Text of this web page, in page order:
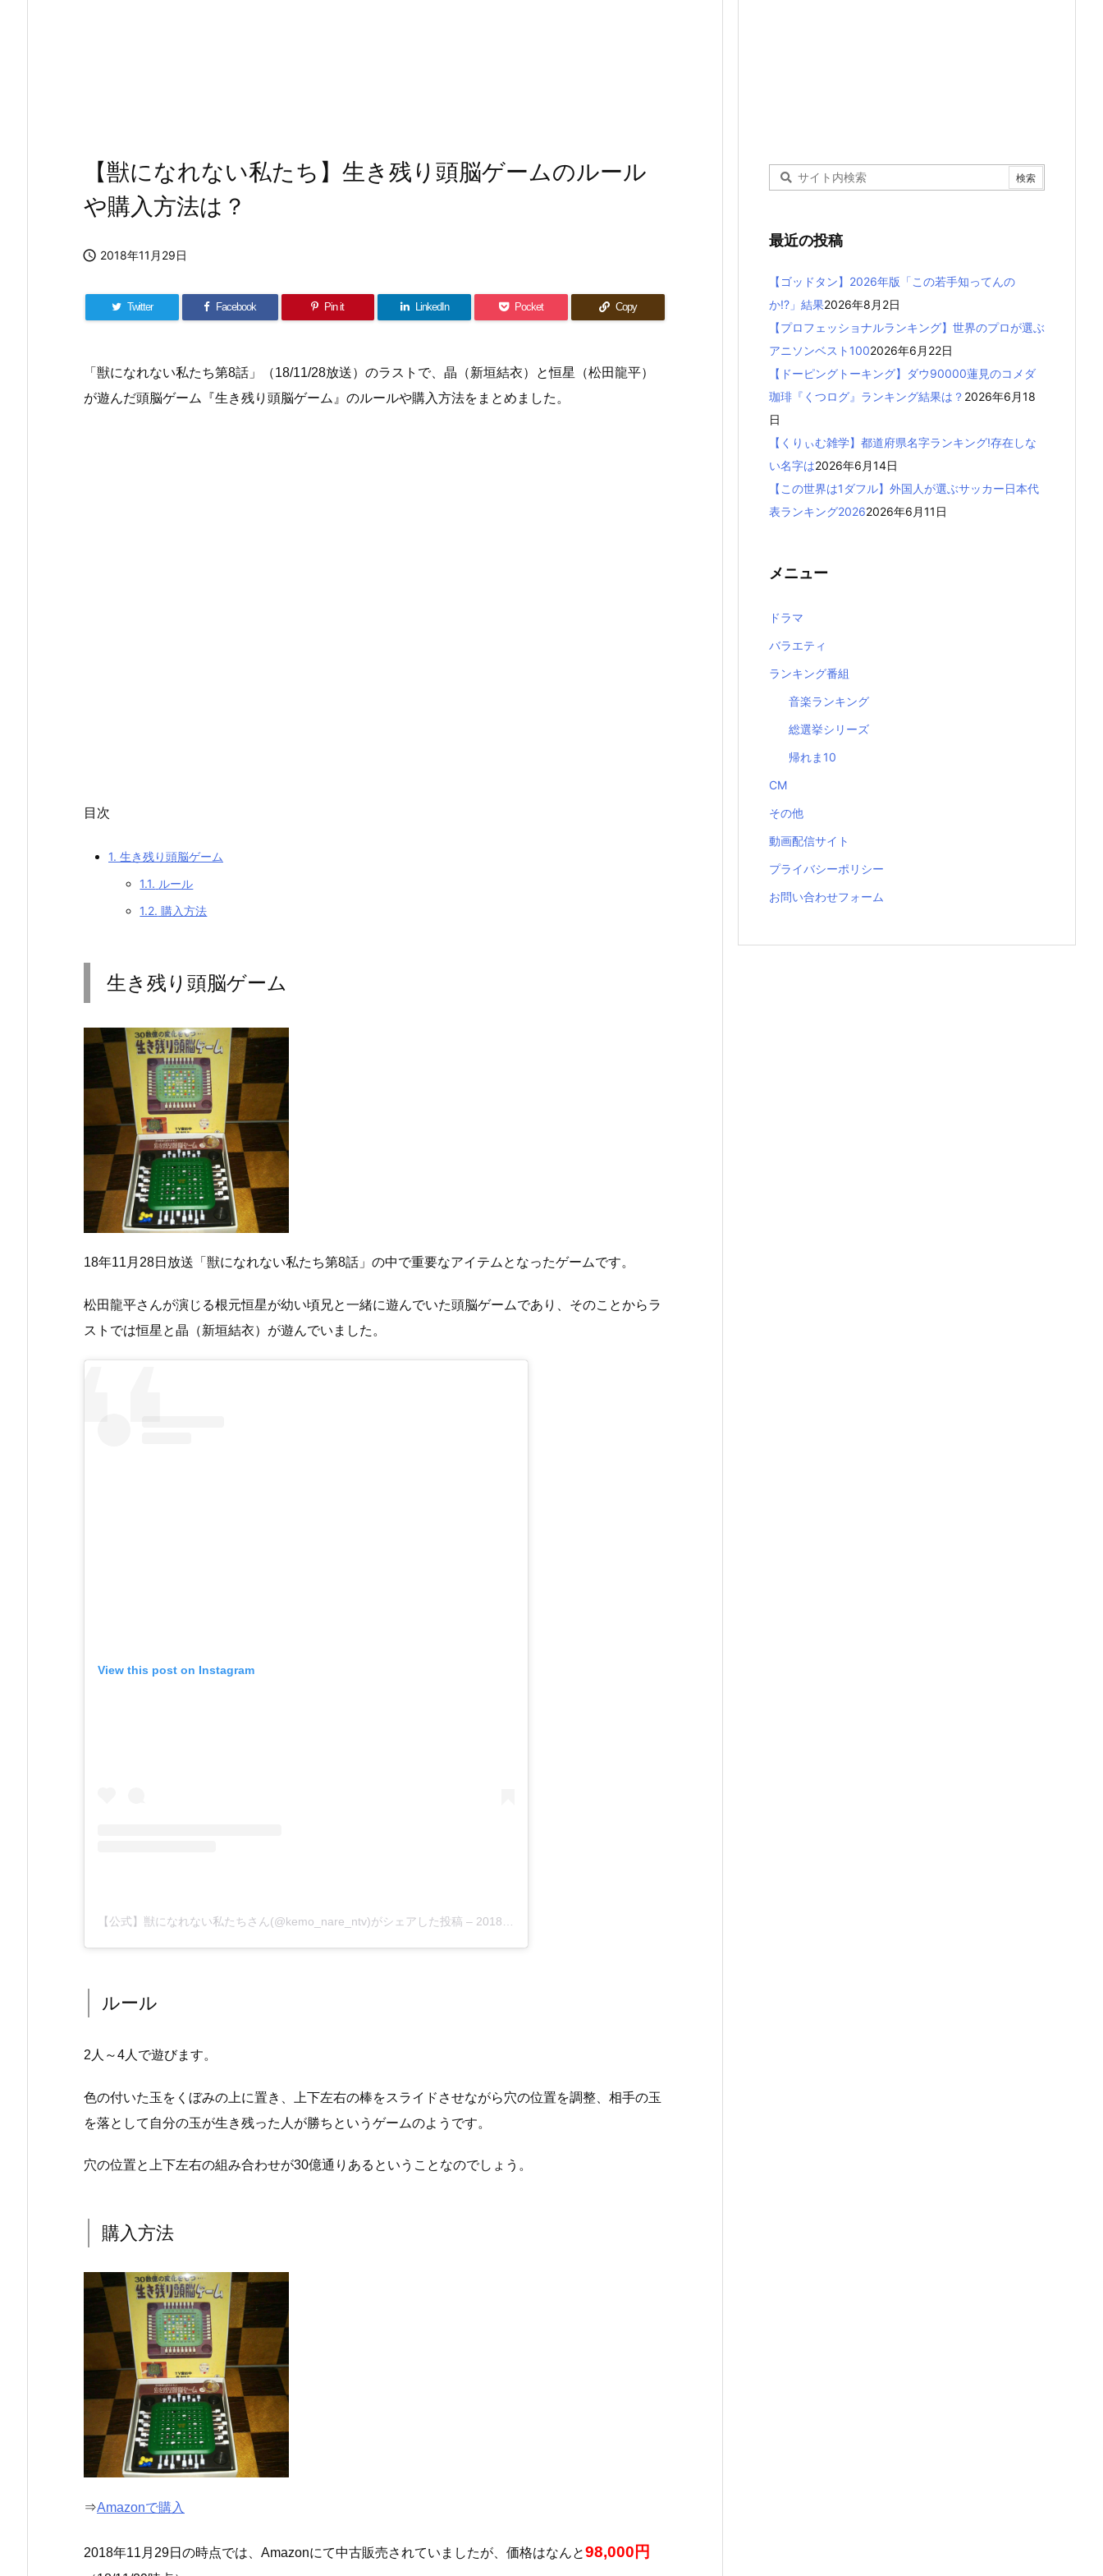
【獣になれない私たち】生き残り頭脳ゲームのルール
や購入方法は？
 2018年11月29日
Twitter Facebook Pin it LinkedIn Pocket Copy
「獣になれない私たち第8話」（18/11/28放送）のラストで、晶（新垣結衣）と恒星（松田龍平）
が遊んだ頭脳ゲーム『生き残り頭脳ゲーム』のルールや購入方法をまとめました。
目次
1. 生き残り頭脳ゲーム
1.1. ルール
1.2. 購入方法
生き残り頭脳ゲーム
18年11月28日放送「獣になれない私たち第8話」の中で重要なアイテムとなったゲームです。
松田龍平さんが演じる根元恒星が幼い頃兄と一緒に遊んでいた頭脳ゲームであり、そのことからラ
ストでは恒星と晶（新垣結衣）が遊んでいました。
View this post on Instagram
【公式】獣になれない私たちさん(@kemo_nare_ntv)がシェアした投稿 – 2018年10月月10日午前1時08分PDT
ルール
2人～4人で遊びます。
色の付いた玉をくぼみの上に置き、上下左右の棒をスライドさせながら穴の位置を調整、相手の玉
を落として自分の玉が生き残った人が勝ちというゲームのようです。
穴の位置と上下左右の組み合わせが30億通りあるということなのでしょう。
購入方法
⇒Amazonで購入
2018年11月29日の時点では、Amazonにて中古販売されていましたが、価格はなんと98,000円
最近の投稿
【ゴッドタン】2026年版「この若手知ってんの
か!?」結果2026年8月2日
【プロフェッショナルランキング】世界のプロが選ぶ
アニソンベスト1002026年6月22日
【ドーピングトーキング】ダウ90000蓮見のコメダ
珈琲『くつログ』ランキング結果は？ 2026年6月18
日
【くりぃむ雑学】都道府県名字ランキング!存在しな
い名字は2026年6月14日
【この世界は1ダフル】外国人が選ぶサッカー日本代
表ランキング20262026年6月11日
メニュー
ドラマ
バラエティ
ランキング番組
音楽ランキング
総選挙シリーズ
帰れま10
CM
その他
動画配信サイト
プライバシーポリシー
お問い合わせフォーム